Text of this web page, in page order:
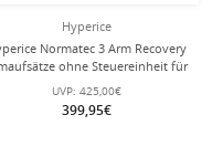
Hyperice
Normatec 3 Arm Recovery
ohne Steuereinheit für
die Arme
UVP: 425,00€
399,95€